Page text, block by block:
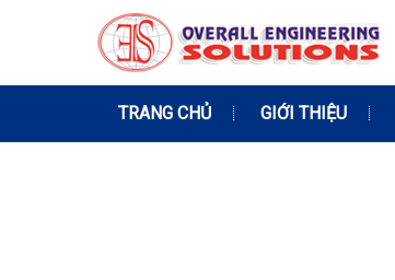
TRANG CHỦ GIỚI THIỆU